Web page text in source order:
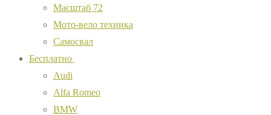
Масштаб 72
Мото-вело техника
Самосвал
Бесплатно
Audi
Alfa Romeo
BMW